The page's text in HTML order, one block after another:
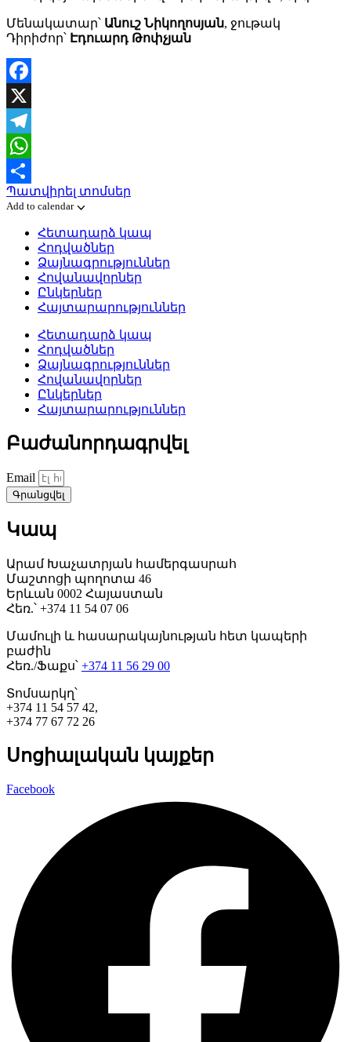
Մենակատար՝ Անուշ Նիկողոսյան, ջութակ
Դիրիժոր՝ Էդուարդ Թոփչյան
Facebook
X
Telegram
WhatsApp
Share
Պատվիրել տոմսեր
Add to calendar
Հետադարձ կապ
Հոդվածներ
Ձայնագրություններ
Հովանավորներ
Ընկերներ
Հայտարարություններ
Հետադարձ կապ
Հոդվածներ
Ձայնագրություններ
Հովանավորներ
Ընկերներ
Հայտարարություններ
Բաժանորդագրվել
Email
Գրանցվել
Կապ
Արամ Խաչատրյան համերգասրահ
Մաշտոցի պողոտա 46
Երևան 0002 Հայաստան
Հեռ.՝ +374 11 54 07 06
Մամուլի և հասարակայնության հետ կապերի
բաժին
Հեռ./Ֆաքս՝ +374 11 56 29 00
Տոմսարկղ՝
+374 11 54 57 42,
+374 77 67 72 26
Սոցիալական կայքեր
Facebook